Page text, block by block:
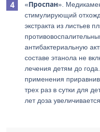
«Проспан».
стимулирующий
экстракта из листьев
антибактериальную
составе этанола не
лечения детям до
применения
трех раз в сутки для
лет доза